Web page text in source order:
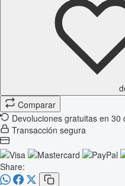
Comparar
Devoluciones gratuitas en 30
Transacción segura
Share: